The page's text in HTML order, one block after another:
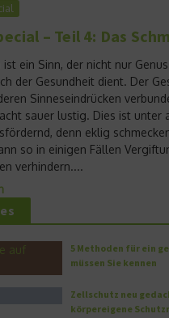
– Teil 4: Das
ist ein Sinn, der nicht nur
der Gesundheit dient. Der
Sinneseindrücken
sauer lustig. Dies ist unter
denn eklig
so in einigen Fällen
verhindern....
5 Methoden für ein
müssen Sie kennen
Zellschutz neu
körpereigene